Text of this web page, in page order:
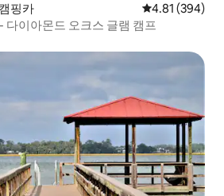
핑카 평점 4.81점(5
4.81 (394)
다이아몬드 오크스 글램 캠프